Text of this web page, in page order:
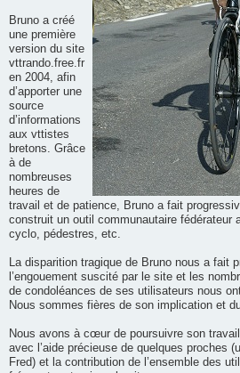
Bruno a créé
une première
version du site
vttrando.free.fr
en 2004, afin
d’apporter une
source
d’informations
aux vttistes
bretons. Grâce
à de
nombreuses
heures de
travail et de patience, Bruno a fait
construit un outil communautaire fédérateur
cyclo, pédestres, etc.
La disparition tragique de Bruno nous a fait
l’engouement suscité par le site et les
de condoléances de ses utilisateurs nous
Nous sommes fières de son implication et
Nous avons à cœur de poursuivre son
avec l’aide précieuse de quelques proches
Fred) et la contribution de l’ensemble des